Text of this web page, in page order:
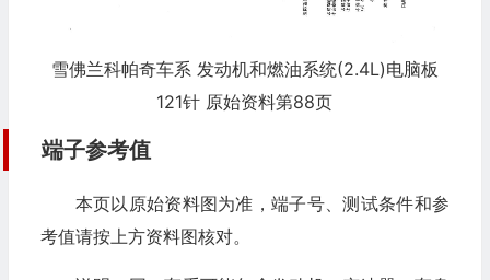
雪佛兰科帕奇车系 发动机和燃油系统(2.4L)电脑板
121针 原始资料第88页
端子参考值
本页以原始资料图为准，端子号、测试条件和参
考值请按上方资料图核对。